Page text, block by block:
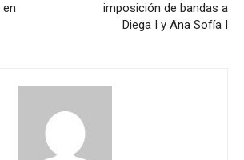
imposición de bandas a
Diega I y Ana Sofía I